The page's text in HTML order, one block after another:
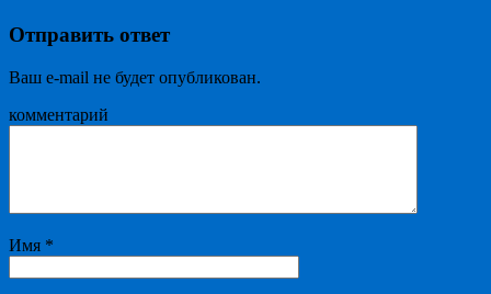
Отправить ответ
Ваш e-mail не будет опубликован.
комментарий
Имя *